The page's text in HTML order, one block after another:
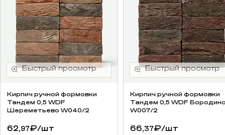
Кирпич ручной формовки
Тандем 0,5 WDF
Шереметьево W040/2
62,97₽/шт
Кирпич ручной формовки
Тандем 0,5 WDF
W007/2
66,37₽/шт